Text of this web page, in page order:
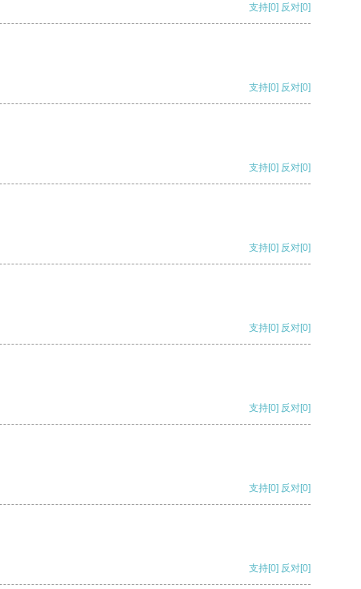
支持[0] 反对[0]
支持[0] 反对[0]
支持[0] 反对[0]
支持[0] 反对[0]
支持[0] 反对[0]
支持[0] 反对[0]
支持[0] 反对[0]
支持[0] 反对[0]